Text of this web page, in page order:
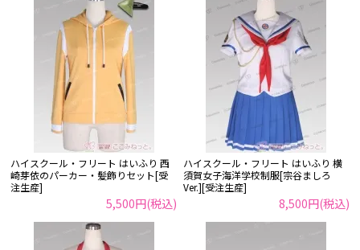
ハイスクール・フリート はいふり 西
崎芽依のパーカー・髪飾りセット[受
注生産]
5,500円(税込)
ハイスクール・フリート はいふり 横
須賀女子海洋学校制服[宗谷ましろ
Ver.][受注生産]
8,500円(税込)